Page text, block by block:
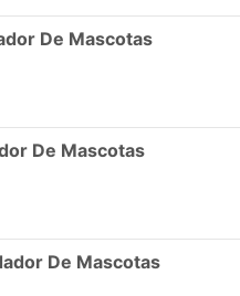
De Mascotas
De Mascotas
De Mascotas